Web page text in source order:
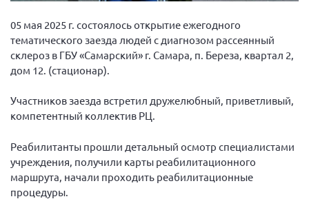
Отдел международных отношений
Вице-президент Черненко Д.Е.
Вице-президент Валюх М.В.
Вице-президент Чернова А.В.
Вице-президент Цикорин И.В.
Вице-президент Груба Л.В.
Главный бухгалтер Жаворонкова Г.М.
Конференция ОООИБРС 2026
05 мая 2025 г. состоялось открытие ежегодного
тематического заезда людей с диагнозом рассеянный
склероз в ГБУ «Самарский» г. Самара, п. Береза, квартал 2,
дом 12. (стационар).
Участников заезда встретил дружелюбный, приветливый,
компетентный коллектив РЦ.
Реабилитанты прошли детальный осмотр специалистами
учреждения, получили карты реабилитационного
маршрута, начали проходить реабилитационные
процедуры.